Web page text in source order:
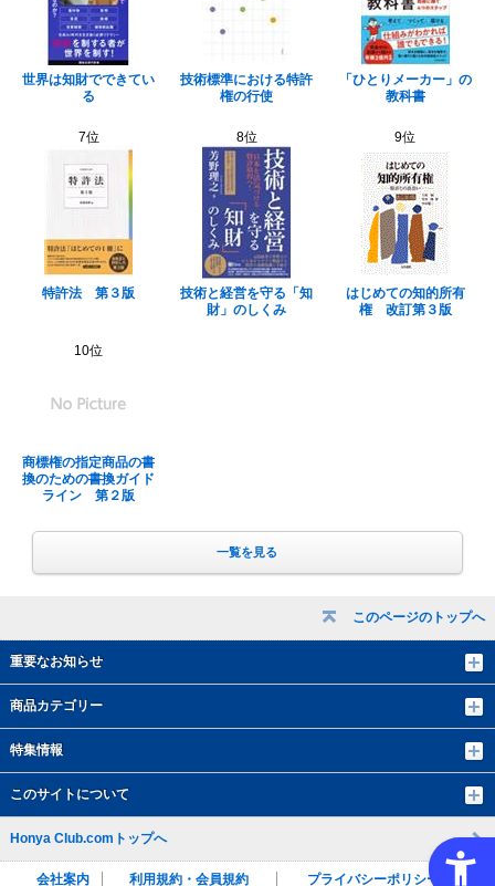
このページのトップへ
重要なお知らせ
商品カテゴリー
特集情報
このサイトについて
世界は知財でできてい
る
技術標準における特許
権の行使
「ひとりメーカー」の
教科書
7位
特許法 第３版
8位
技術と経営を守る「知
財」のしくみ
9位
はじめての知的所有
権 改訂第３版
10位
商標権の指定商品の書
換のための書換ガイド
ライン 第２版
一覧を見る
Honya Club.comトップへ
会社案内 利用規約・会員規約 プライバシーポリシー